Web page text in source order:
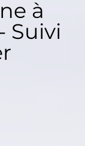
à
Suivi